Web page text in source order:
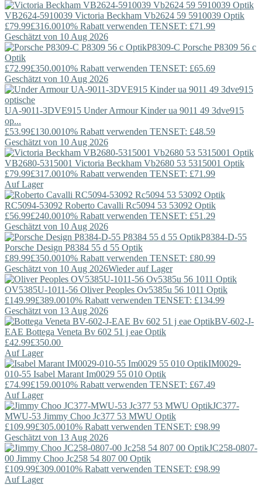
VB2624-5910039 Victoria Beckham Vb2624 59 5910039 Optik
£79.99£316.0010% Rabatt verwenden TENSET: £71.99
Geschätzt von 10 Aug 2026
P8309-C Porsche P8309 56 c
Optik
£72.99£350.0010% Rabatt verwenden TENSET: £65.69
Geschätzt von 10 Aug 2026
UA-9011-3DVE915 Under ArmourKinder ua 9011 49 3dve915
op...
£53.99£130.0010% Rabatt verwenden TENSET: £48.59
Geschätzt von 10 Aug 2026
VB2680-5315001 Victoria Beckham Vb2680 53 5315001 Optik
£79.99£317.0010% Rabatt verwenden TENSET: £71.99
Auf Lager
RC5094-53092 Roberto Cavalli Rc5094 53 53092 Optik
£56.99£240.0010% Rabatt verwenden TENSET: £51.29
Geschätzt von 10 Aug 2026
P8384-D-55
Porsche Design P8384 55 d 55 Optik
£89.99£350.0010% Rabatt verwenden TENSET: £80.99
Geschätzt von 10 Aug 2026Wieder auf Lager
OV5385U-1011-56 Oliver Peoples Ov5385u 56 1011 Optik
£149.99£389.0010% Rabatt verwenden TENSET: £134.99
Geschätzt von 13 Aug 2026
BV-602-J-
EAE Bottega Veneta Bv 602 51 j eae Optik
£42.99£350.00
Auf Lager
IM0029-
010-55 Isabel Marant Im0029 55 010 Optik
£74.99£159.0010% Rabatt verwenden TENSET: £67.49
Auf Lager
JC377-
MWU-53 Jimmy Choo Jc377 53 MWU Optik
£109.99£305.0010% Rabatt verwenden TENSET: £98.99
Geschätzt von 13 Aug 2026
JC258-0807-
00 Jimmy Choo Jc258 54 807 00 Optik
£109.99£309.0010% Rabatt verwenden TENSET: £98.99
Auf Lager